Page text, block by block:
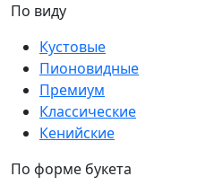
По виду
Кустовые
Пионовидные
Премиум
Классические
Кенийские
По форме букета